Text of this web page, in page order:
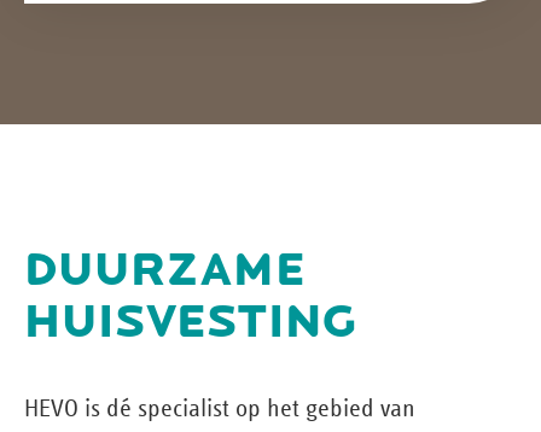
DUURZAME
HUISVESTING
HEVO is dé specialist op het gebied van